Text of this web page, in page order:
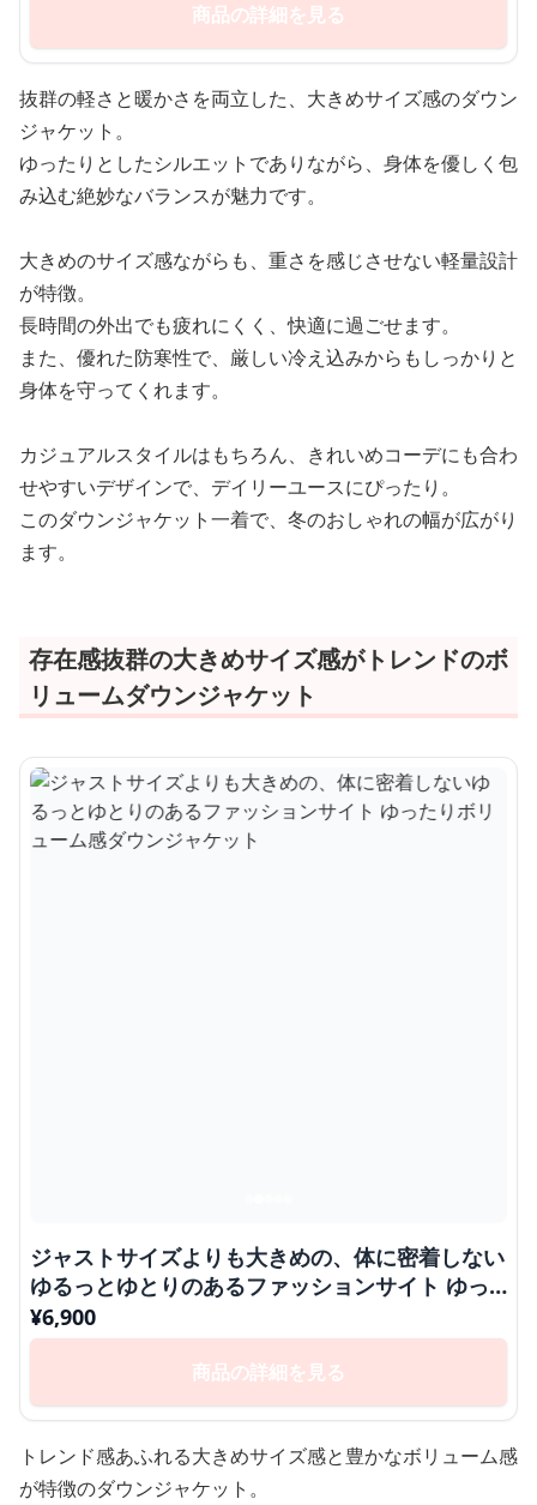
商品の詳細を見る
抜群の軽さと暖かさを両立した、大きめサイズ感のダウン
ジャケット。
ゆったりとしたシルエットでありながら、身体を優しく包
み込む絶妙なバランスが魅力です。
大きめのサイズ感ながらも、重さを感じさせない軽量設計
が特徴。
長時間の外出でも疲れにくく、快適に過ごせます。
また、優れた防寒性で、厳しい冷え込みからもしっかりと
身体を守ってくれます。
カジュアルスタイルはもちろん、きれいめコーデにも合わ
せやすいデザインで、デイリーユースにぴったり。
このダウンジャケット一着で、冬のおしゃれの幅が広がり
ます。
存在感抜群の大きめサイズ感がトレンドのボ
リュームダウンジャケット
ジャストサイズよりも大きめの、体に密着しない
ゆるっとゆとりのあるファッションサイト ゆっ
たりボリューム感ダウンジャケット
¥6,900
商品の詳細を見る
トレンド感あふれる大きめサイズ感と豊かなボリューム感
が特徴のダウンジャケット。